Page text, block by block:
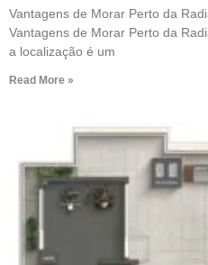
Vantagens de Morar Perto da
Vantagens de Morar Perto da
a localização é um
Read More »